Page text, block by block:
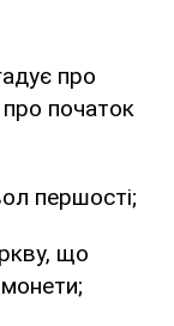
про
початок
першості;
що